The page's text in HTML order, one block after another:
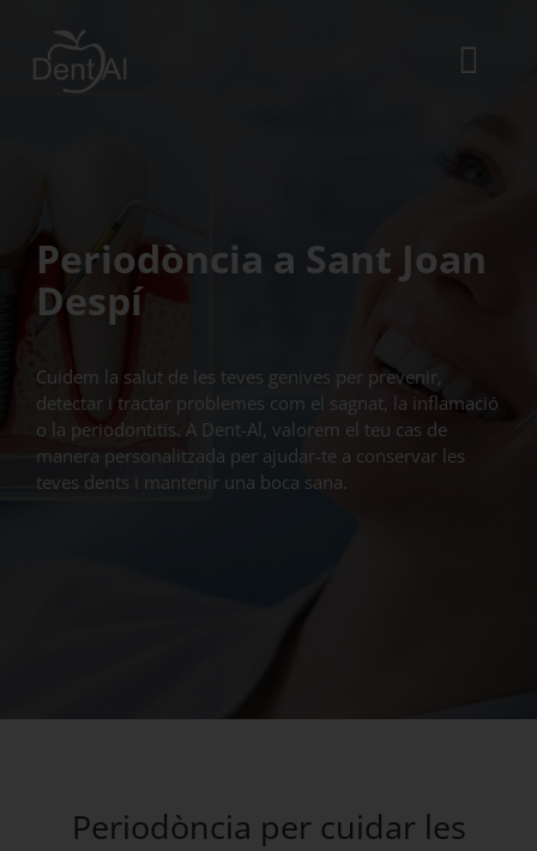
content
l’Equip
Tractaments dentals
ES
CA
Periodòncia a Sant Joan
Despí
Cuidem la salut de les teves genives per prevenir,
detectar i tractar problemes com el sagnat, la inflamació
o la periodontitis. A Dent-Al, valorem el teu cas de
manera personalitzada per ajudar-te a conservar les
teves dents i mantenir una boca sana.
Periodòncia per cuidar les